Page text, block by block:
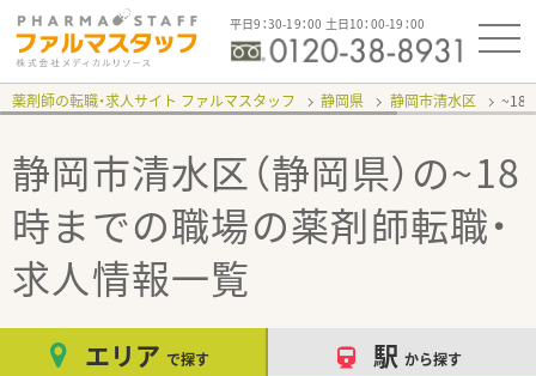
平日9：30-19：00 土日10：00-19：00
薬剤師の転職・求人サイト ファルマスタッフ 静岡県 静岡市清水区 ~18
静岡市清水区（静岡県）の~18
時までの職場の薬剤師転職・
求人情報一覧
エリア で探す 駅 から探す